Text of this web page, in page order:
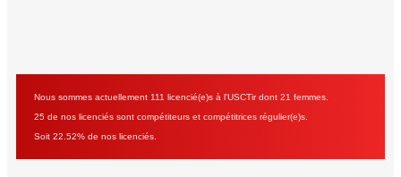
Nous sommes actuellement 111 licencié(e)s à l'USCTir dont 21 femmes.
25 de nos licenciés sont compétiteurs et compétitrices régulier(e)s.
Soit 22.52% de nos licenciés.